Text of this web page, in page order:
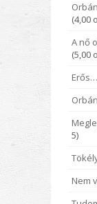
(4,00
A nő
(5,00
Erős…
5)
Nem